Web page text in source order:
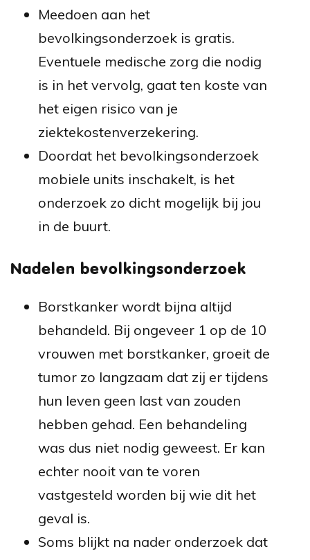
Meedoen aan het
bevolkingsonderzoek is gratis.
Eventuele medische zorg die nodig
is in het vervolg, gaat ten koste van
het eigen risico van je
ziektekostenverzekering.
Doordat het bevolkingsonderzoek
mobiele units inschakelt, is het
onderzoek zo dicht mogelijk bij jou
in de buurt.
Nadelen bevolkingsonderzoek
Borstkanker wordt bijna altijd
behandeld. Bij ongeveer 1 op de 10
vrouwen met borstkanker, groeit de
tumor zo langzaam dat zij er tijdens
hun leven geen last van zouden
hebben gehad. Een behandeling
was dus niet nodig geweest. Er kan
echter nooit van te voren
vastgesteld worden bij wie dit het
geval is.
Soms blijkt na nader onderzoek dat